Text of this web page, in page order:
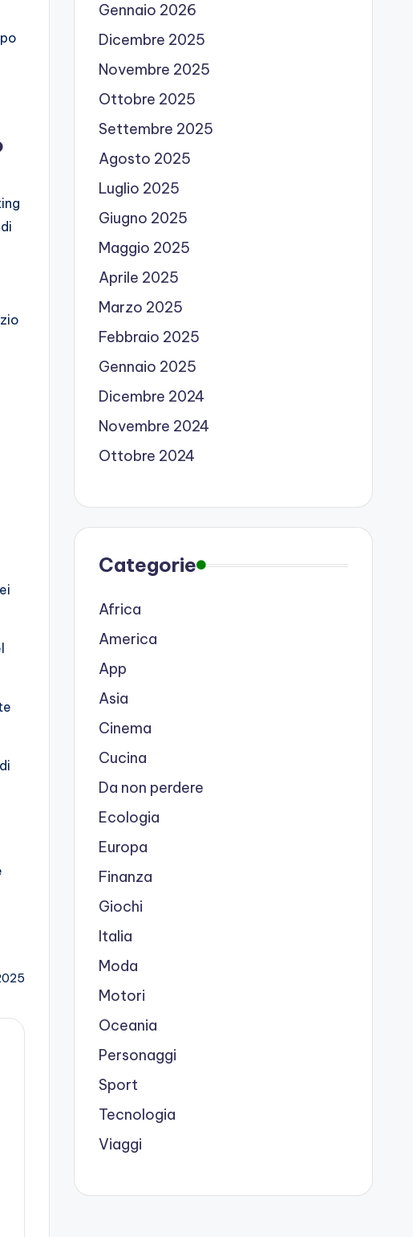
Gennaio 2026
Dicembre 2025
Novembre 2025
Ottobre 2025
Settembre 2025
Agosto 2025
Luglio 2025
Giugno 2025
Maggio 2025
Aprile 2025
Marzo 2025
Febbraio 2025
Gennaio 2025
Dicembre 2024
Novembre 2024
Ottobre 2024
Categorie
Africa
America
App
Asia
Cinema
Cucina
Da non perdere
Ecologia
Europa
Finanza
Giochi
Italia
Moda
Motori
Oceania
Personaggi
Sport
Tecnologia
Viaggi